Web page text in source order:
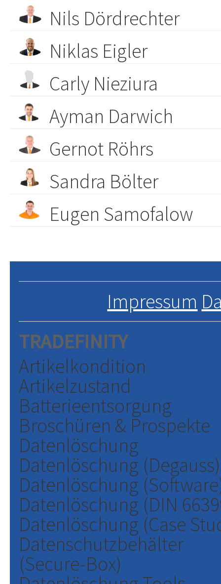
Nils Dördrechter
Niklas Eigler
Carly Nieziura
Ayman Darwich
Gernot Röhrs
Sandra Bölter
Eugen Samofalow
Impressum
TRADEFINITY
Artikelkondition
Artikelzustand
Batterieentsorgung
Broschüren & Prospekte
Datenlöschung
Datenlöschung (Degauss)
Datenlöschung
Datenlöschung (DIN
Datenlöschung (Case
Datenschutzbehälter
(Secure-Box)